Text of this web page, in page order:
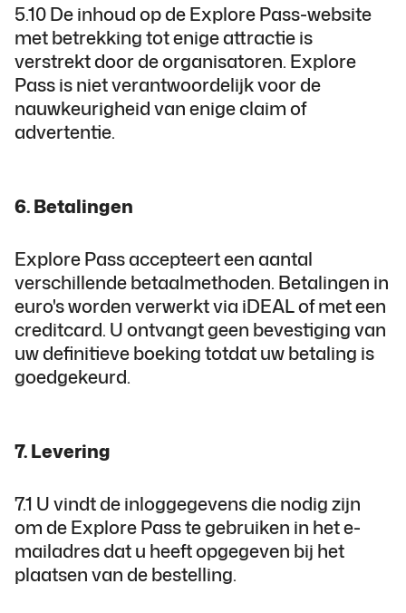
5.10 De inhoud op de Explore Pass-website
met betrekking tot enige attractie is
verstrekt door de organisatoren. Explore
Pass is niet verantwoordelijk voor de
nauwkeurigheid van enige claim of
advertentie.
6. Betalingen
Explore Pass accepteert een aantal
verschillende betaalmethoden. Betalingen in
euro's worden verwerkt via iDEAL of met een
creditcard. U ontvangt geen bevestiging van
uw definitieve boeking totdat uw betaling is
goedgekeurd.
7. Levering
7.1 U vindt de inloggegevens die nodig zijn
om de Explore Pass te gebruiken in het e-
mailadres dat u heeft opgegeven bij het
plaatsen van de bestelling.